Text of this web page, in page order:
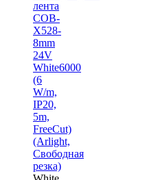
лента
COB-
X528-
8mm
24V
White6000
(6
W/m,
IP20,
5m,
FreeCut)
(Arlight,
Свободная
резка)